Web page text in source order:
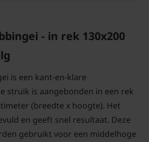
- in rek 130x200
is een kant-en-klare
struik is aangebonden in een rek
(breedte x hoogte). Het
en geeft snel resultaat. Deze
gebruikt voor een middelhoge